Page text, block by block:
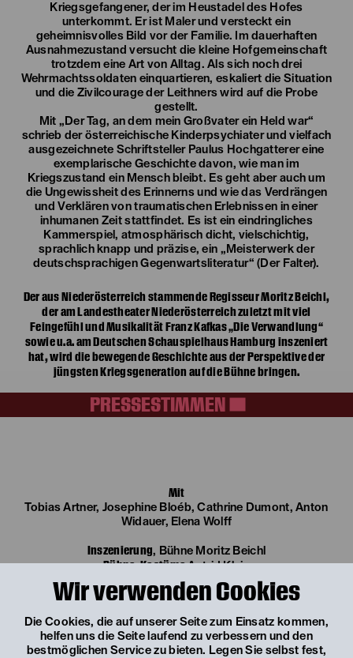
Wir verwenden Cookies
Die Cookies, die auf unserer Seite zum Einsatz kommen,
helfen uns die Seite laufend zu verbessern und den
bestmöglichen Service zu bieten. Legen Sie selbst fest,
Kriegsgefangener, der im Heustadel des Hofes
unterkommt. Er ist Maler und versteckt ein
geheimnisvolles Bild vor der Familie. Im dauerhaften
Ausnahmezustand versucht die kleine Hofgemeinschaft
trotzdem eine Art von Alltag. Als sich noch drei
Wehrmachtssoldaten einquartieren, eskaliert die Situation
und die Zivilcourage der Leithners wird auf die Probe
gestellt.
Mit „Der Tag, an dem mein Großvater ein Held war“
schrieb der österreichische Kinderpsychiater und vielfach
ausgezeichnete Schriftsteller Paulus Hochgatterer eine
exemplarische Geschichte davon, wie man im
Kriegszustand ein Mensch bleibt. Es geht aber auch um
die Ungewissheit des Erinnerns und wie das Verdrängen
und Verklären von traumatischen Erlebnissen in einer
inhumanen Zeit stattfindet. Es ist ein eindringliches
Kammerspiel, atmosphärisch dicht, vielschichtig,
sprachlich knapp und präzise, ein „Meisterwerk der
deutschsprachigen Gegenwartsliteratur“ (Der Falter).
Der aus Niederösterreich stammende Regisseur Moritz Beichl,
der am Landestheater Niederösterreich zuletzt mit viel
Feingefühl und Musikalität Franz Kafkas „Die Verwandlung“
sowie u.a. am Deutschen Schauspielhaus Hamburg inszeniert
hat, wird die bewegende Geschichte aus der Perspektive der
jüngsten Kriegsgeneration auf die Bühne bringen.
PRESSESTIMMEN
Mit
Tobias Artner, Josephine Bloéb, Cathrine Dumont, Anton
Widauer, Elena Wolff
Inszenierung, Bühne Moritz Beichl
Bühne, KostümeAstrid Klein
Bernhard Eder